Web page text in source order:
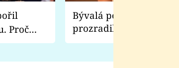
Proč
ním než
Bývalá pornoherečka
prozradila, co ji
natáčení Euforie.